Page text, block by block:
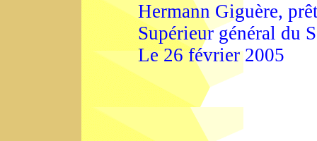
Hermann Giguère,
Supérieur général du
Le 26 février 2005